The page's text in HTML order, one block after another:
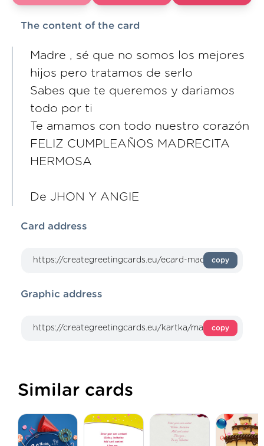
The content of the card
Madre , sé que no somos los mejores
hijos pero tratamos de serlo
Sabes que te queremos y dariamos
todo por ti
Te amamos con todo nuestro corazón
FELIZ CUMPLEAÑOS MADRECITA
HERMOSA
De JHON Y ANGIE
Card address
copy
Graphic address
copy
Similar cards